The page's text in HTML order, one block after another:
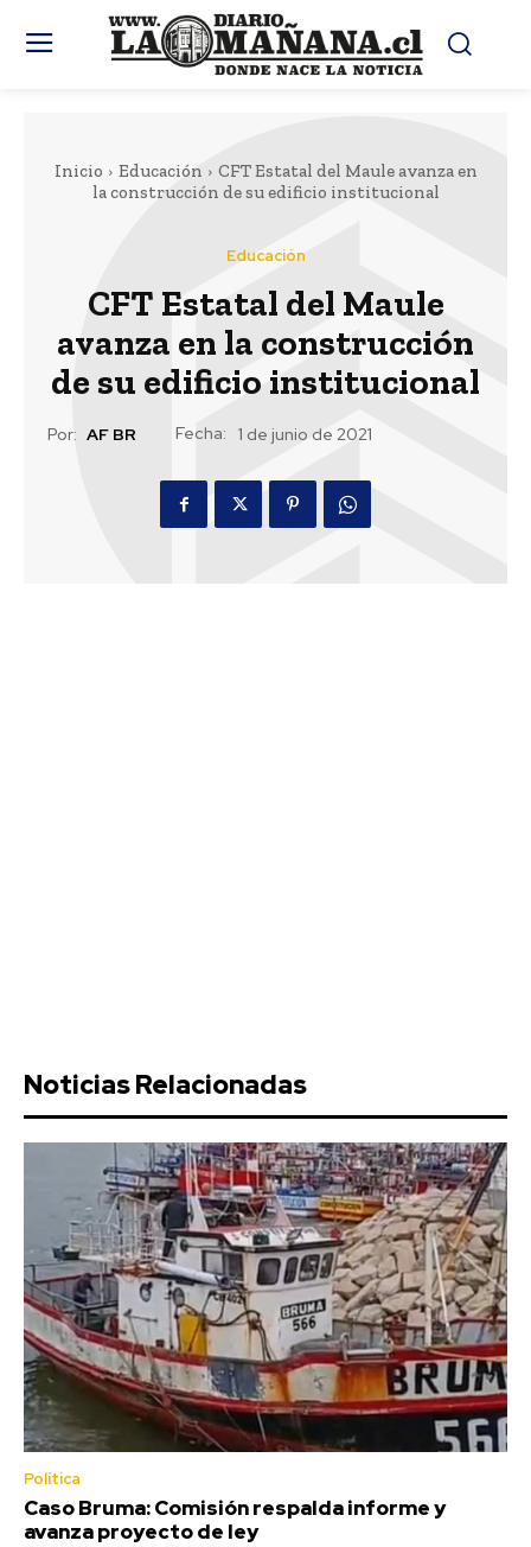
Inicio Educación
CFT Estatal del Maule avanza en
la construcción de su edificio institucional
Educación
CFT Estatal del Maule
avanza en la construcción
de su edificio institucional
Por: AF BR Fecha: 1 de junio de 2021
Noticias Relacionadas
Política
Caso Bruma: Comisión respalda informe y
avanza proyecto de ley